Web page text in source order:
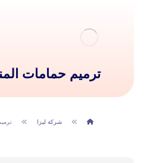
ترميم حمامات
شركة ليزا